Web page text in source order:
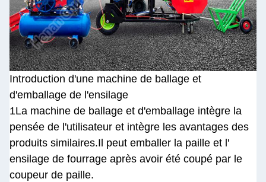
Introduction d'une machine de ballage et
d'emballage de l'ensilage
1La machine de ballage et d'emballage intègre la
pensée de l'utilisateur et intègre les avantages des
produits similaires.Il peut emballer la paille et l'
ensilage de fourrage après avoir été coupé par le
coupeur de paille.